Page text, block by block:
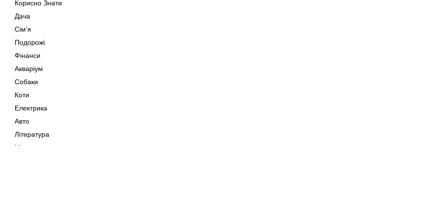
Корисно Знати
Дача
Сім'я
Подорожі
Фінанси
Акваріум
Собаки
Коти
Електрика
Авто
Література
Музика